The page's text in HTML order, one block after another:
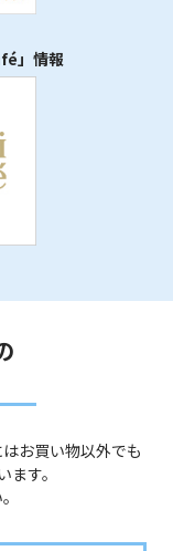
」情報
お買い物以外でも
す。